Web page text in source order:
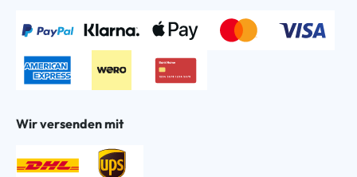
Wir versenden mit